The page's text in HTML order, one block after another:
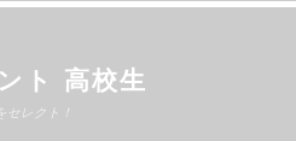
ト 高校生
セレクト！